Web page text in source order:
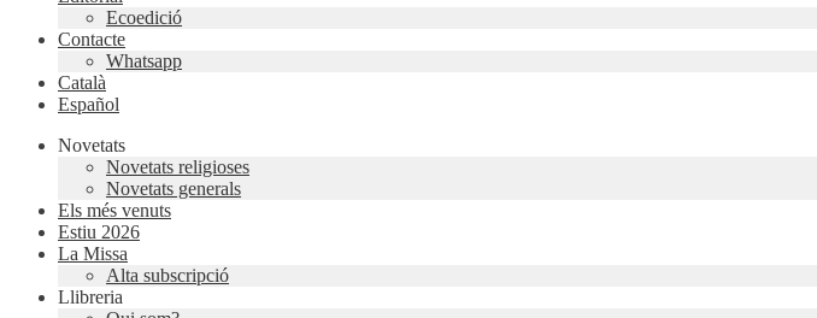
Ecoedició
Contacte
Whatsapp
Català
Español
Novetats
Novetats religioses
Novetats generals
Els més venuts
Estiu 2026
La Missa
Alta subscripció
Llibreria